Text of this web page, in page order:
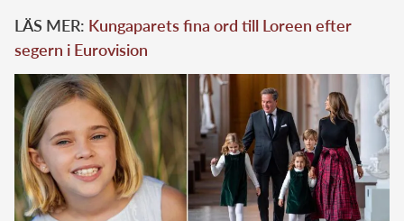
LÄS MER: Kungaparets fina ord till Loreen efter
segern i Eurovision